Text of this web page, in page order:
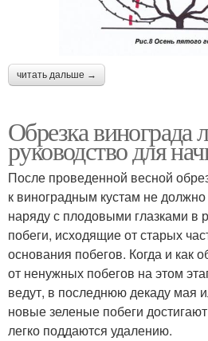
читать дальше →
Обрезка винограда
руководство для
После проведенной весной
к виноградным кустам не должно
наряду с плодовыми глазками в
побеги, исходящие от старых
основания побегов. Когда и как
от ненужных побегов на этом
ведут, в последнюю декаду мая
новые зеленые побеги
легко поддаются удалению.